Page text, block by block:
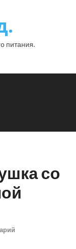
питания.
со